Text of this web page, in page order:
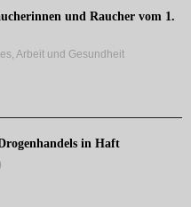
und Raucher vom 1.
Arbeit und Gesundheit
in Haft